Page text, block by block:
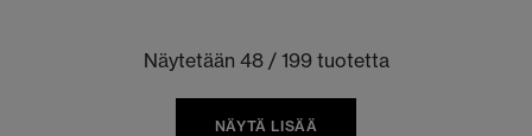
Näytetään 48 / 199 tuotetta
NÄYTÄ LISÄÄ